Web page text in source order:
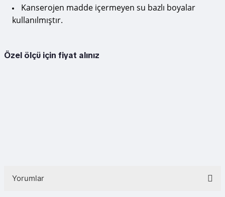
Kanserojen madde içermeyen su bazlı boyalar
kullanılmıştır.
Özel ölçü için fiyat alınız
Yorumlar